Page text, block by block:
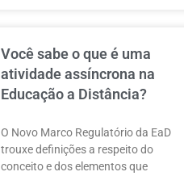
Você sabe o que é uma
atividade assíncrona na
Educação a Distância?
O Novo Marco Regulatório da EaD
trouxe definições a respeito do
conceito e dos elementos que